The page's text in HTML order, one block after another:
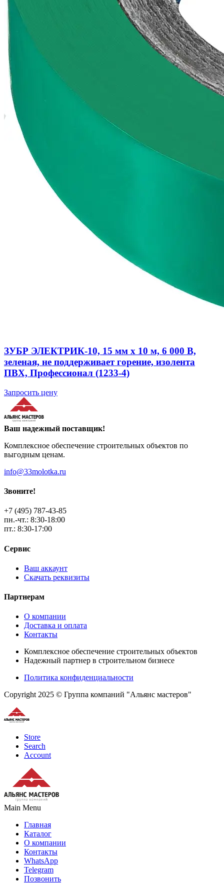
ЗУБР ЭЛЕКТРИК-10, 15 мм х 10 м, 6 000 В,
зеленая, не поддерживает горение, изолента
ПВХ, Профессионал (1233-4)
Запросить цену
Ваш надежный поставщик!
Комплексное обеспечение строительных объектов по
выгодным ценам.
info@33molotka.ru
Звоните!
+7 (495) 787-43-85
пн.-чт.: 8:30-18:00
пт.: 8:30-17:00
Сервис
Ваш аккаунт
Скачать реквизиты
Партнерам
О компании
Доставка и оплата
Контакты
Комплексное обеспечение строительных объектов
Надежный партнер в строительном бизнесе
Политика конфиденциальности
Copyright 2025 © Группа компаний "Альянс мастеров"
Store
Search
Account
Main Menu
Главная
Каталог
О компании
Контакты
WhatsApp
Telegram
Позвонить